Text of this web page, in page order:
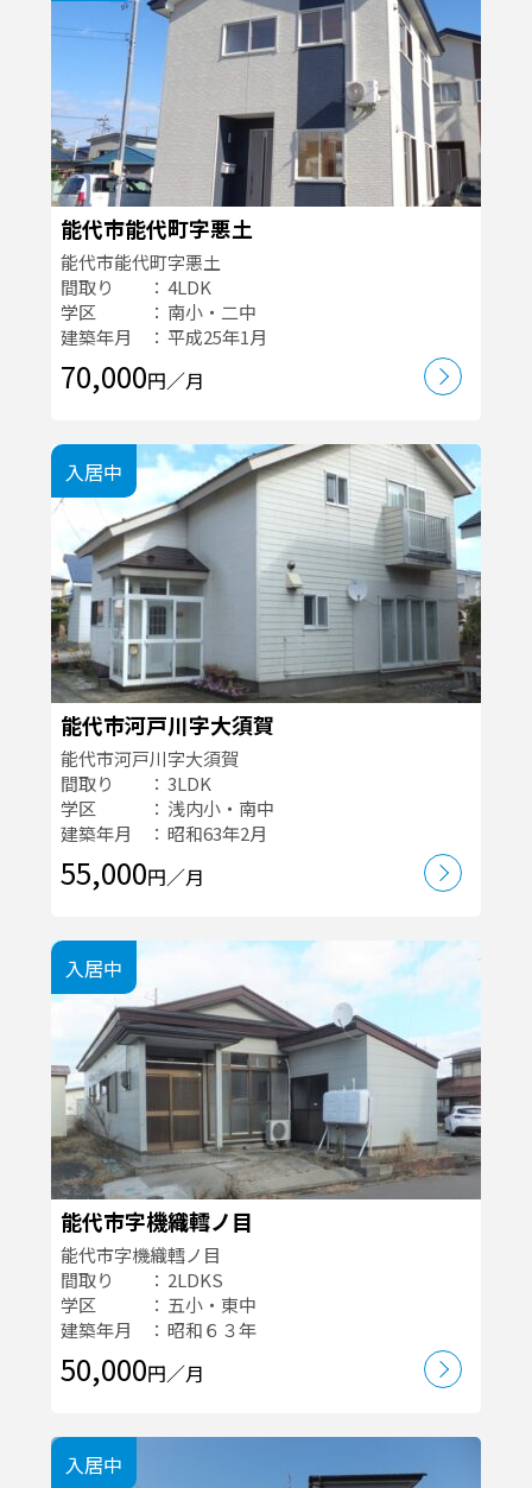
能代市能代町字悪土
能代市能代町字悪土
間取り
4LDK
学区
南小・二中
建築年月
平成25年1月
70,000円／月
入居中
能代市河戸川字大須賀
能代市河戸川字大須賀
間取り
3LDK
学区
浅内小・南中
建築年月
昭和63年2月
55,000円／月
入居中
能代市字機織轌ノ目
能代市字機織轌ノ目
間取り
2LDKS
学区
五小・東中
建築年月
昭和６３年
50,000円／月
入居中